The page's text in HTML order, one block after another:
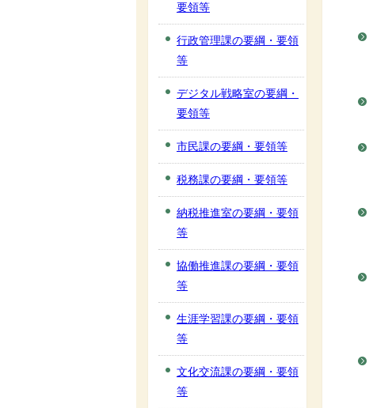
要領等
行政管理課の要綱・要領
等
デジタル戦略室の要綱・
要領等
市民課の要綱・要領等
税務課の要綱・要領等
納税推進室の要綱・要領
等
協働推進課の要綱・要領
等
生涯学習課の要綱・要領
等
文化交流課の要綱・要領
等